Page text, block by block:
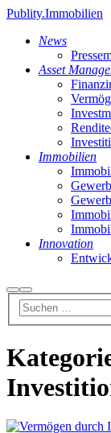
Publity.Immobilien
News
Asset
Immobilien
Innovation
Suchen
Hauptmenü